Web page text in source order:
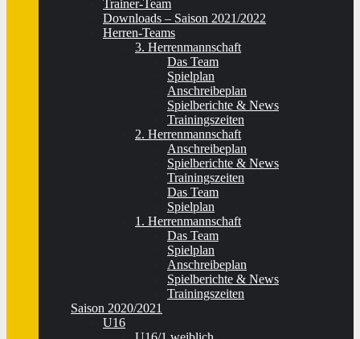
Trainer-Team
Downloads – Saison 2021/2022
Herren-Teams
3. Herrenmannschaft
Das Team
Spielplan
Anschreibeplan
Spielberichte & News
Trainingszeiten
2. Herrenmannschaft
Anschreibeplan
Spielberichte & News
Trainingszeiten
Das Team
Spielplan
1. Herrenmannschaft
Das Team
Spielplan
Anschreibeplan
Spielberichte & News
Trainingszeiten
Saison 2020/2021
U16